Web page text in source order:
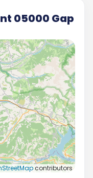
05000 Gap
contributors